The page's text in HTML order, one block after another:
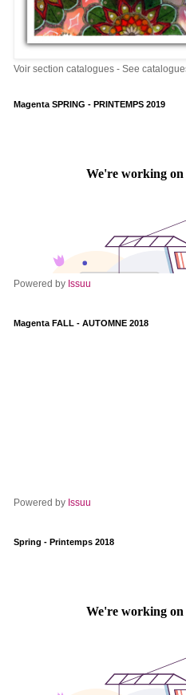
Voir section catalogues - See
Magenta SPRING - PRINTEMPS 2019
Powered by Issuu
Magenta FALL - AUTOMNE 2018
Powered by Issuu
Spring - Printemps 2018